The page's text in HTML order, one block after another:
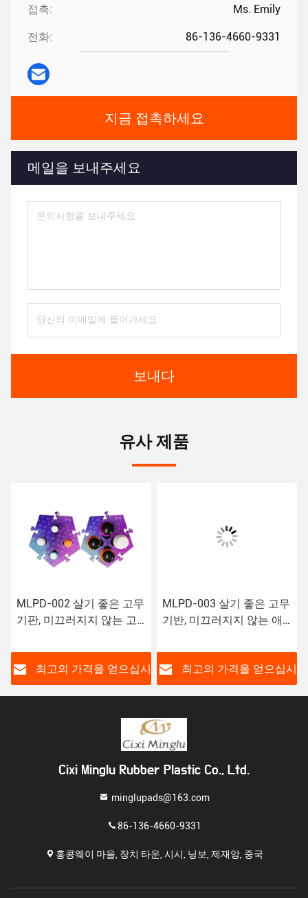
접촉: Ms. Emily
전화: 86-136-4660-9331
지금 접촉하세요
메일을 보내주세요
보내다
유사 제품
MLPD-002 살기 좋은 고무
기판, 미끄러지지 않는 고
최고의 가격을 얻으십시
MLPD-003 살기 좋은 고무
기반, 미끄러지지 않는 애
최고의 가격을 얻으십시
Cixi Minglu Rubber Plastic Co., Ltd.
minglupads@163.com
86-136-4660-9331
홍콩웨이 마을, 장치 타운, 시시, 닝보, 제재앙, 중국